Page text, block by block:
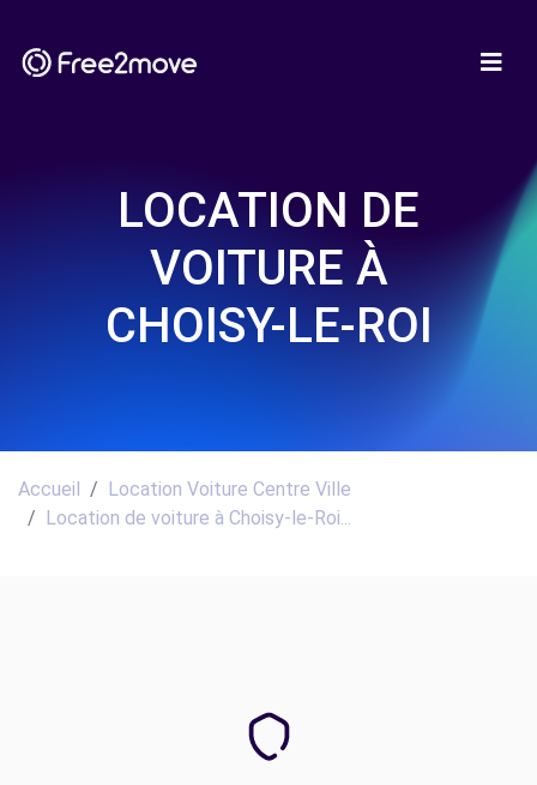
LOCATION DE
VOITURE À
CHOISY-LE-ROI
Accueil
Location Voiture Centre Ville
Location de voiture à Choisy-le-Roi...